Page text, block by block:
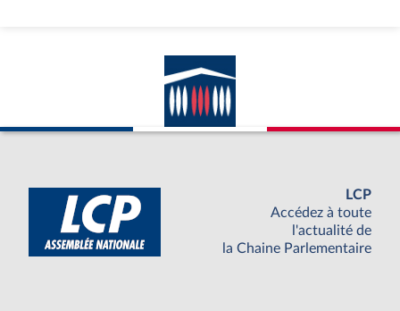
LCP
Accédez à toute
l'actualité de
la Chaine Parlementaire